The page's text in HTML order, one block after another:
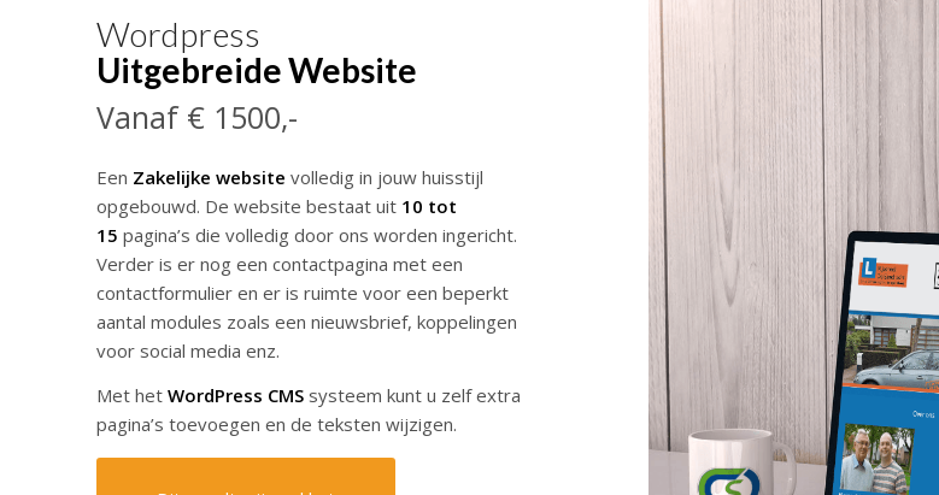
Wordpress
Uitgebreide Website
Vanaf € 1500,-
Een Zakelijke website volledig in jouw huisstijl
opgebouwd. De website bestaat uit 10 tot
15 pagina’s die volledig door ons worden ingericht.
Verder is er nog een contactpagina met een
contactformulier en er is ruimte voor een beperkt
aantal modules zoals een nieuwsbrief, koppelingen
voor social media enz.
Met het WordPress CMS systeem kunt u zelf extra
pagina’s toevoegen en de teksten wijzigen.